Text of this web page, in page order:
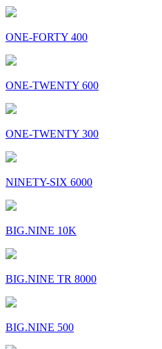
ONE-FORTY 400
ONE-TWENTY 600
ONE-TWENTY 300
NINETY-SIX 6000
BIG.NINE 10K
BIG.NINE TR 8000
BIG.NINE 500